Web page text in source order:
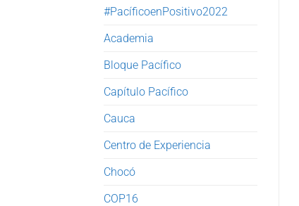
#PacíficoenPositivo2022
Academia
Bloque Pacífico
Capítulo Pacífico
Cauca
Centro de Experiencia
Chocó
COP16